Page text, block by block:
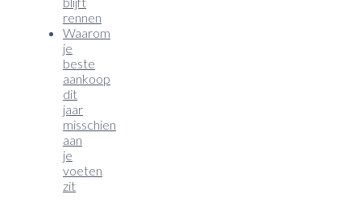
rennen
Waarom
je
beste
aankoop
dit
jaar
misschien
aan
je
voeten
zit